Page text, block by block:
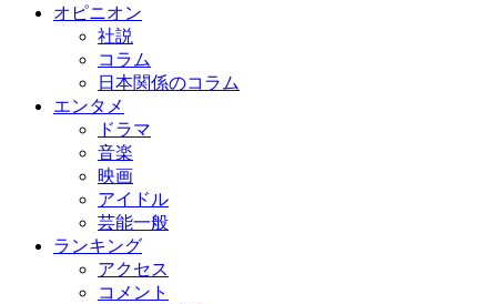
オピニオン
社説
コラム
日本関係のコラム
エンタメ
ドラマ
音楽
映画
アイドル
芸能一般
ランキング
アクセス
コメント